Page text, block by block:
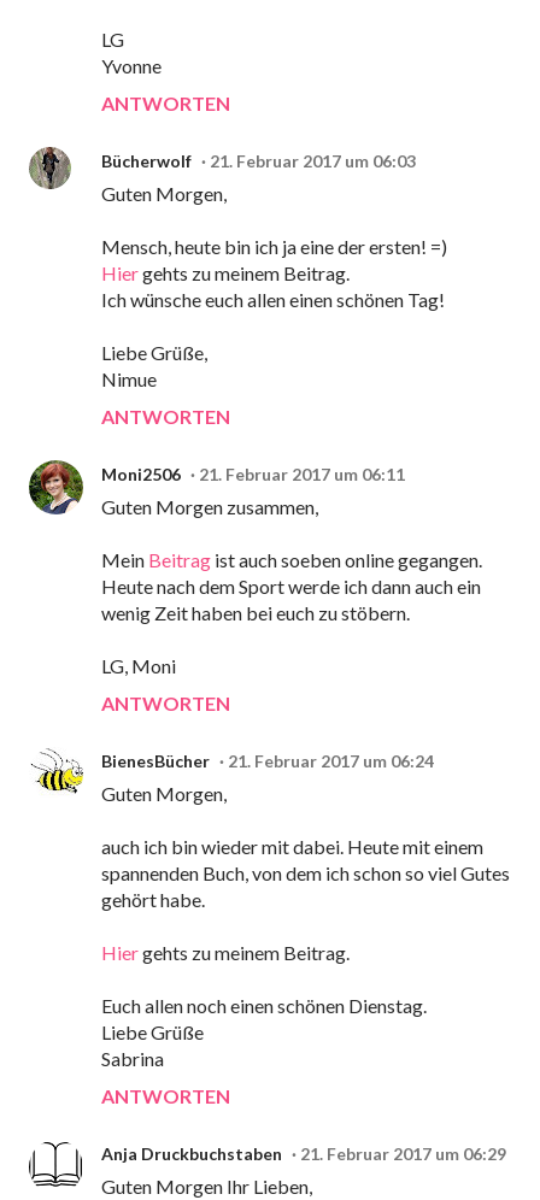
LG
Yvonne
ANTWORTEN
Bücherwolf 21. Februar 2017 um 06:03
Guten Morgen,
Mensch, heute bin ich ja eine der ersten! =)
Hiergehts zu meinem Beitrag.
Ich wünsche euch allen einen schönen Tag!
Liebe Grüße,
Nimue
ANTWORTEN
Moni2506 21. Februar 2017 um 06:11
Guten Morgen zusammen,
Mein Beitrag ist auch soeben online gegangen.
Heute nach dem Sport werde ich dann auch ein
wenig Zeit haben bei euch zu stöbern.
LG, Moni
ANTWORTEN
BienesBücher 21. Februar 2017 um 06:24
Guten Morgen,
auch ich bin wieder mit dabei. Heute mit einem
spannenden Buch, von dem ich schon so viel Gutes
gehört habe.
Hiergehts zu meinem Beitrag.
Euch allen noch einen schönen Dienstag.
Liebe Grüße
Sabrina
ANTWORTEN
Anja Druckbuchstaben 21. Februar 2017 um 06:29
Guten Morgen Ihr Lieben,